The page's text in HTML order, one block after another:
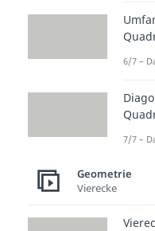
6/7 –
7/7 –
Geometrie
Vierecke